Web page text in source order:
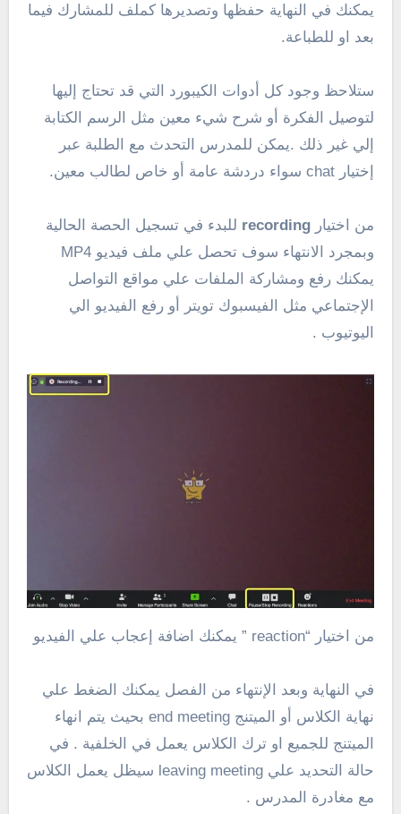
يمكنك في النهاية حفظها وتصديرها كملف للمشارك فيما
بعد او للطباعة.
ستلاحظ وجود كل أدوات الكيبورد التي قد تحتاج إليها
لتوصيل الفكرة أو شرح شيء معين مثل الرسم الكتابة
إلي غير ذلك .يمكن للمدرس التحدث مع الطلبة عبر
إختيار chat سواء دردشة عامة أو خاص لطالب معين.
من اختيار recording للبدء في تسجيل الحصة الحالية
وبمجرد الانتهاء سوف تحصل علي ملف فيديو MP4
يمكنك رفع ومشاركة الملفات علي مواقع التواصل
الإجتماعي مثل الفيسبوك تويتر أو رفع الفيديو الي
اليوتيوب .
من اختيار “reaction ” يمكنك اضافة إعجاب علي الفيديو
في النهاية وبعد الإنتهاء من الفصل يمكنك الضغط علي
نهاية الكلاس أو الميتنج end meeting بحيث يتم انهاء
الميتنج للجميع او ترك الكلاس يعمل في الخلفية . في
حالة التحديد علي leaving meeting سيظل يعمل الكلاس
مع مغادرة المدرس .